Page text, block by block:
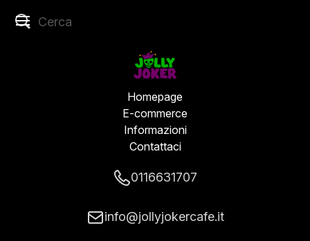
Homepage
E-commerce
Informazioni
Contattaci
0116631707
info@jollyjokercafe.it